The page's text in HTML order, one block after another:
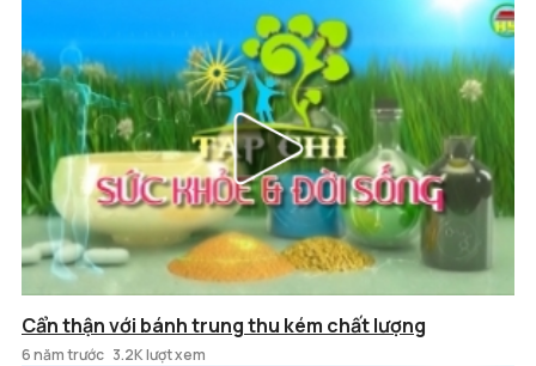
Cẩn thận với bánh trung thu kém chất lượng
6 năm trước 3.2K lượt xem